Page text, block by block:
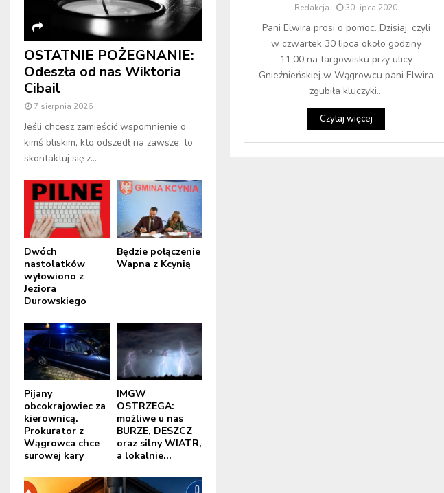
Redakcja 30 lipca 2020
Pani Elwira prosi o pomoc. Dzisiaj, czyli
w czwartek 30 lipca około godziny
11.00 na targowisku przy ulicy
Gnieźnieńskiej w Wągrowcu pani Elwira
zgubiła kluczyki...
Czytaj więcej
OSTATNIE POŻEGNANIE:
Odeszła od nas Wiktoria
Cibail
7 sierpnia 2026
Jeśli chcesz zamieścić wspomnienie o
kimś bliskim, kto odszedł na zawsze, to
skontaktuj się z...
Dwóch
nastolatków
wyłowiono z
Jeziora
Durowskiego
Będzie połączenie
Wapna z Kcynią
Pijany
obcokrajowiec za
kierownicą.
Prokurator z
Wągrowca chce
surowej kary
IMGW
OSTRZEGA:
możliwe u nas
BURZE, DESZCZ
oraz silny WIATR,
a lokalnie...